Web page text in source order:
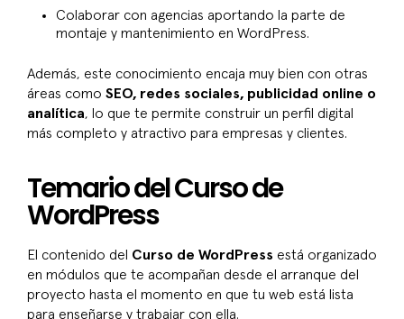
Colaborar con agencias aportando la parte de
montaje y mantenimiento en WordPress.
Además, este conocimiento encaja muy bien con otras
áreas como SEO, redes sociales, publicidad online o
analítica, lo que te permite construir un perfil digital
más completo y atractivo para empresas y clientes.
Temario del Curso de
WordPress
El contenido del Curso de WordPress está organizado
en módulos que te acompañan desde el arranque del
proyecto hasta el momento en que tu web está lista
para enseñarse y trabajar con ella.